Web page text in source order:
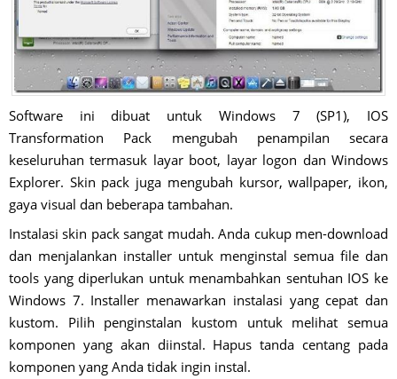
Software ini dibuat untuk Windows 7 (SP1), IOS
Transformation Pack mengubah penampilan secara
keseluruhan termasuk layar boot, layar logon dan Windows
Explorer. Skin pack juga mengubah kursor, wallpaper, ikon,
gaya visual dan beberapa tambahan.
Instalasi skin pack sangat mudah. Anda cukup men-download
dan menjalankan installer untuk menginstal semua file dan
tools yang diperlukan untuk menambahkan sentuhan IOS ke
Windows 7. Installer menawarkan instalasi yang cepat dan
kustom. Pilih penginstalan kustom untuk melihat semua
komponen yang akan diinstal. Hapus tanda centang pada
komponen yang Anda tidak ingin instal.